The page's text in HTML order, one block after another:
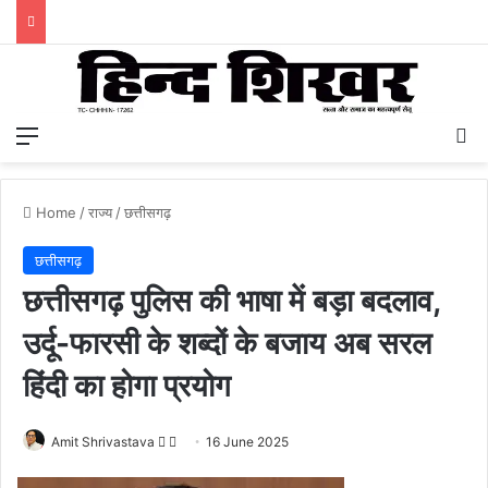
Home /राज्य/छत्तीसगढ़
छत्तीसगढ़
छत्तीसगढ़ पुलिस की भाषा में बड़ा बदलाव,
उर्दू-फारसी के शब्दों के बजाय अब सरल
हिंदी का होगा प्रयोग
Amit Shrivastava
F
16 June 2025